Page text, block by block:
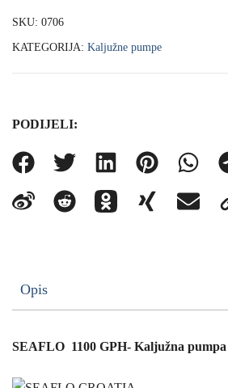
SKU: 0706
KATEGORIJA: Kaljužne pumpe
PODIJELI:
Opis
SEAFLO 1100 GPH- Kaljužna pumpa